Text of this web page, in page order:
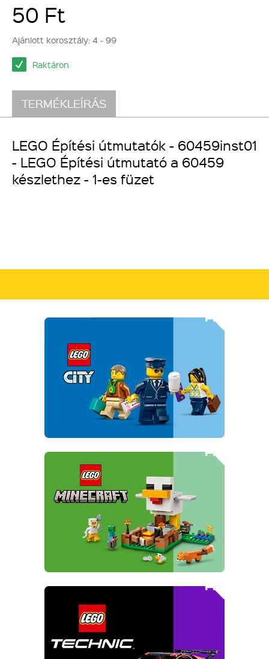
50 Ft
Ajánlott korosztály: 4 - 99
Raktáron
TERMÉKLEÍRÁS
LEGO Építési útmutatók - 60459inst01
- LEGO Építési útmutató a 60459
készlethez - 1-es füzet